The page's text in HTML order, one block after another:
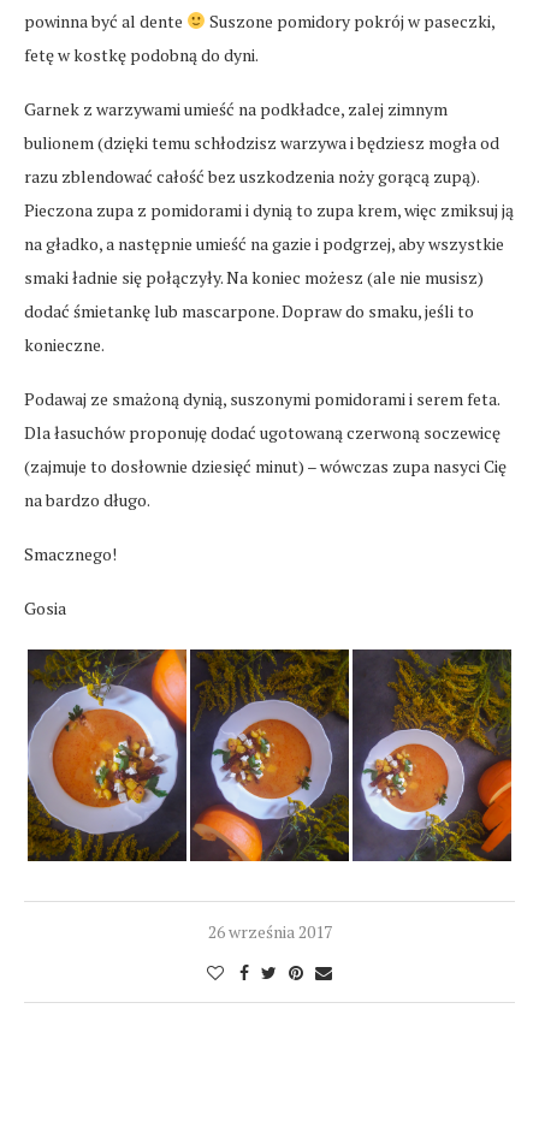
powinna być al dente
Suszone pomidory pokrój w paseczki,
fetę w kostkę podobną do dyni.
Garnek z warzywami umieść na podkładce, zalej zimnym
bulionem (dzięki temu schłodzisz warzywa i będziesz mogła od
razu zblendować całość bez uszkodzenia noży gorącą zupą).
Pieczona zupa z pomidorami i dynią to zupa krem, więc zmiksuj ją
na gładko, a następnie umieść na gazie i podgrzej, aby wszystkie
smaki ładnie się połączyły. Na koniec możesz (ale nie musisz)
dodać śmietankę lub mascarpone. Dopraw do smaku, jeśli to
konieczne.
Podawaj ze smażoną dynią, suszonymi pomidorami i serem feta.
Dla łasuchów proponuję dodać ugotowaną czerwoną soczewicę
(zajmuje to dosłownie dziesięć minut) – wówczas zupa nasyci Cię
na bardzo długo.
Smacznego!
Gosia
26 września 2017